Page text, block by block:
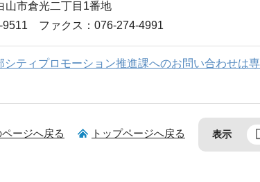
市倉光二丁目1番地
9511 ファクス：076-274-4991
シティプロモーション推進課へのお問い合わせは
ージへ戻る トップページへ戻る 表示